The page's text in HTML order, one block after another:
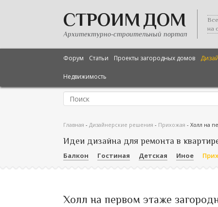
СТРОИМ ДОМ
Архитектурно-строительный портал
на
Форум Статьи Проекты загородных домов
Недвижимость
Главная - Дизайнерские решения - Прихожая - Холл на
Идеи дизайна для ремонта в
Балкон Гостиная Детская Иное
Холл на первом этаже